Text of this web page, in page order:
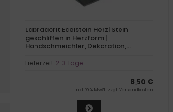
Labradorit Edelstein Herz| Stein
geschliffen in Herzform |
Handschmeichler, Dekoration,
schimmernd
Lieferzeit: 2-3 Tage
8,50 €
inkl. 19 % MwSt. zzgl. Versandkosten